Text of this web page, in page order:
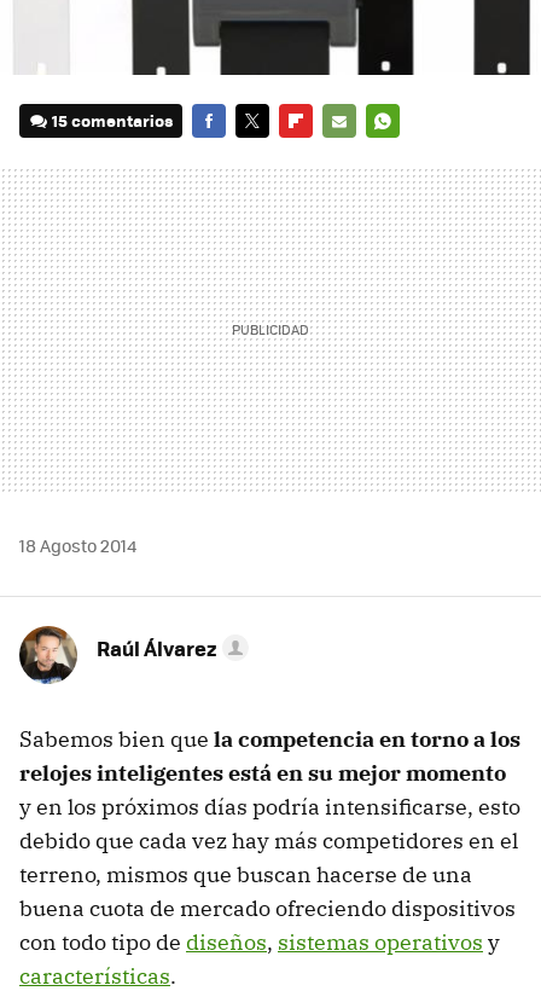
15 comentarios
MAIL
18 Agosto 2014
Raúl Álvarez
Sabemos bien que la competencia en torno a los
relojes inteligentes está en su mejor momento
y en los próximos días podría intensificarse, esto
debido que cada vez hay más competidores en el
terreno, mismos que buscan hacerse de una
buena cuota de mercado ofreciendo dispositivos
con todo tipo de diseños, sistemas operativos y
características.